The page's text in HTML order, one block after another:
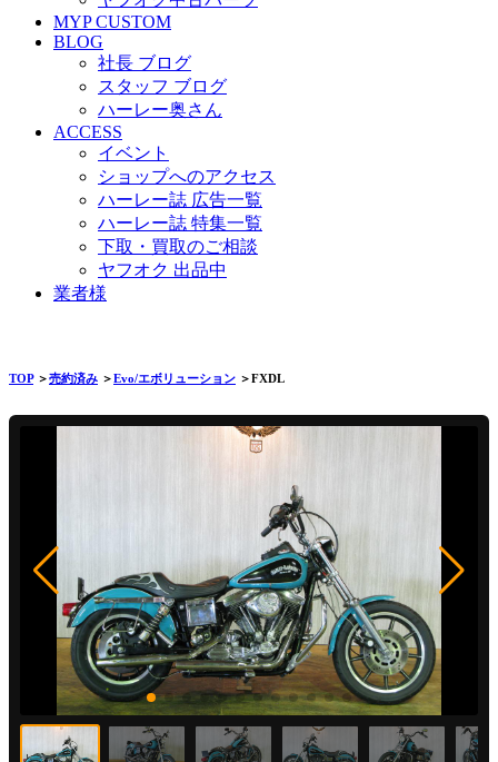
MYP CUSTOM
BLOG
社長 ブログ
スタッフ ブログ
ハーレー奥さん
ACCESS
イベント
ショップへのアクセス
ハーレー誌 広告一覧
ハーレー誌 特集一覧
下取・買取のご相談
ヤフオク 出品中
業者様
TOP＞売約済み ＞Evo/エボリューション ＞FXDL